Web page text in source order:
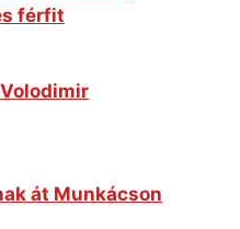
férfit
át Munkácson